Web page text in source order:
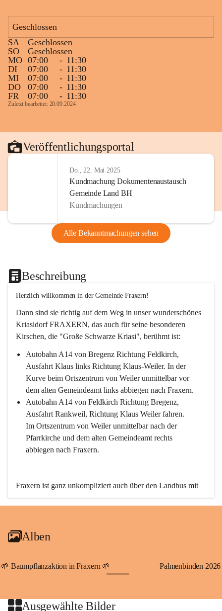
Geschlossen
SA
Geschlossen
SO
Geschlossen
MO 07:00 - 11:30
DI
07:00 - 11:30
MI
07:00 - 11:30
DO
07:00 - 11:30
FR
07:00 - 11:30
Zuletzt bearbeitet: 20.09.2024
Veröffentlichungsportal
Do., 22. Mai 2025
Kundmachung Dokumentenaustausch
Gemeinde Land BH
Kundmachungen
Alle Bekanntmachungen sehen
Beschreibung
Herzlich willkommen in der Gemeinde Fraxern!
Dann sind sie richtig auf dem Weg in unser wunderschönes
Kriasidorf FRAXERN, das auch für seine besonderen
Kirschen, die "Große Schwarze Kriasi", berühmt ist:
Autobahn A14 von Bregenz Richtung Feldkirch,
Ausfahrt Klaus links Richtung Klaus-Weiler. In der
Kurve beim Ortszentrum von Weiler unmittelbar vor
dem alten Gemeindeamt links abbiegen nach Fraxern.
Autobahn A14 von Feldkirch Richtung Bregenz,
Ausfahrt Rankweil, Richtung Klaus Weiler fahren.
Im Ortszentrum von Weiler unmittelbar nach der
Pfarrkirche und dem alten Gemeindeamt rechts
abbiegen nach Fraxern.
Fraxern ist ganz unkompliziert auch über den Landbus mit
den öffentlichen Verkehrsmitteln zu erreichen. Die Linie
An Samstagen, Sonn- und Feiertagen können Sie bequem
persönlichen Linienbus zur gewünschten Zeit zu Ihrer
Haltestelle bestellen. Sowohl von Weiler kommend nach
beide Fahrten Weiler-Fraxern-Weiler.
Alben
🌱 Baumpflanzaktion in Fraxern 🌱 Palmenbinden 2026
Ausgewählte Bilder